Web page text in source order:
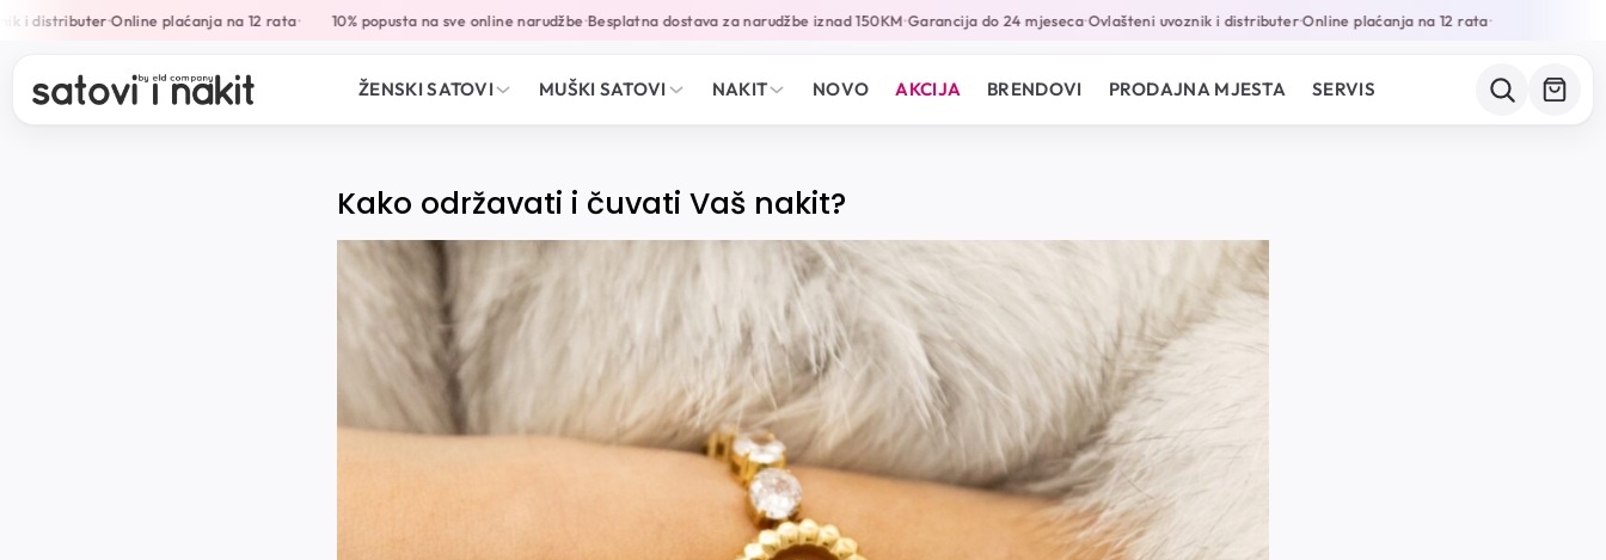
i distributer•Online plaćanja na 12 rata• 10% popusta na sve online narudžbe•Besplatna dostava za narudžbe iznad 150KM•Garancija do 24 mjeseca•Ovlašteni uvoznik i distributer•Online plaćanja na 12 rata•
ŽENSKI SATOVI MUŠKI SATOVI NAKIT NOVO AKCIJA BRENDOVI PRODAJNA MJESTA SERVIS
Kako održavati i čuvati Vaš nakit?